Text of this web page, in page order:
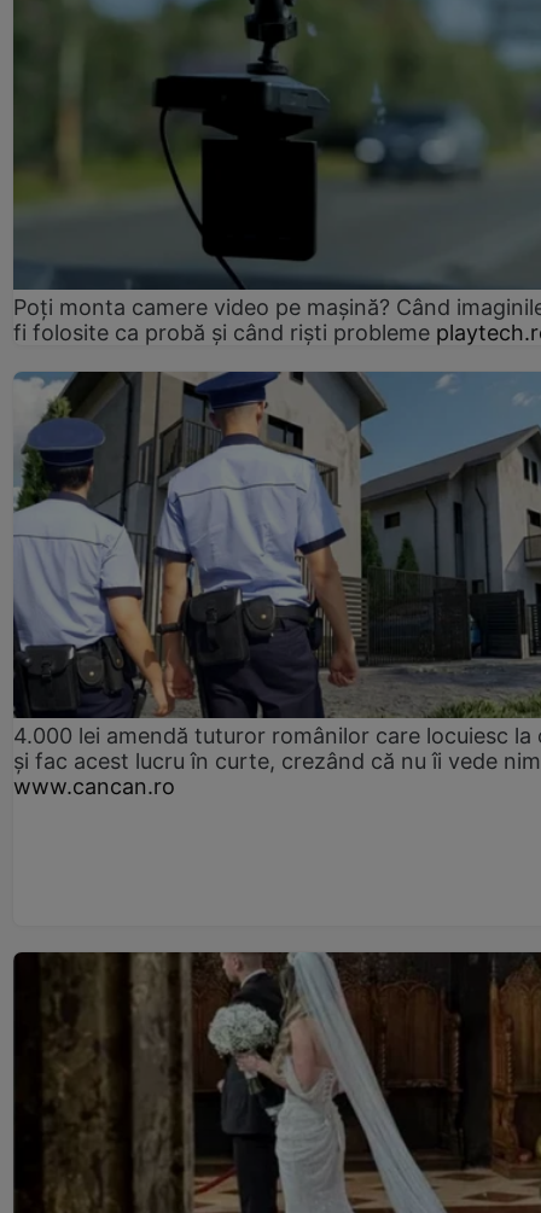
Poți monta camere video pe mașină? Când
fi folosite ca probă și când riști probleme
4.000 lei amendă tuturor românilor care locuiesc la
și fac acest lucru în curte, crezând că nu îi vede
www.cancan.ro